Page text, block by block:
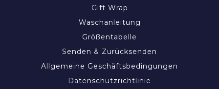
Gift Wrap
Waschanleitung
Größentabelle
Senden & Zurücksenden
Allgemeine Geschäftsbedingungen
Datenschutzrichtlinie